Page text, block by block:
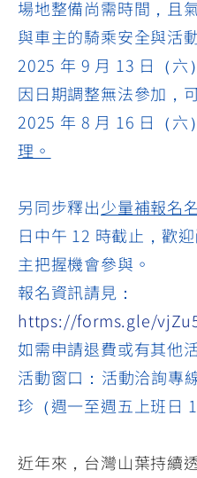
MT-
03
RS NEO
場地整備尚需時間，且
與車主的騎乘安全與活
2025 年 9 月 13 日（六
因日期調整無法參加，
2025 年 8 月 16 日（六
理。
另同步釋出少量補報名
日中午 12 時截止，歡
主把握機會參與。
報名資訊請見：
https://forms.gle/
如需申請退費或有其他
活動窗口： 活動洽詢專
珍（週一至週五上班日
近年來，台灣山葉持續